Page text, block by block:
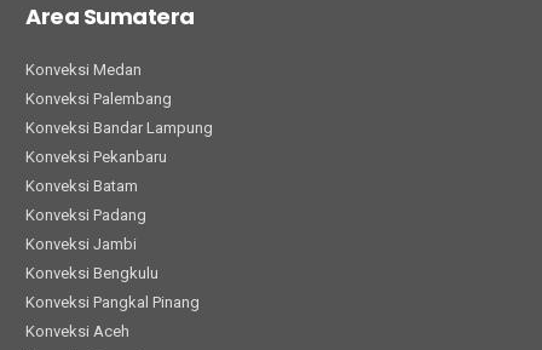
Area Sumatera
Konveksi Medan
Konveksi Palembang
Konveksi Bandar Lampung
Konveksi Pekanbaru
Konveksi Batam
Konveksi Padang
Konveksi Jambi
Konveksi Bengkulu
Konveksi Pangkal Pinang
Konveksi Aceh